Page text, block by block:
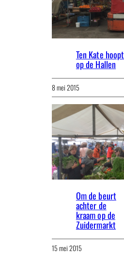
Ten Kate hoopt
op de Hallen
8 mei 2015
Om de beurt
achter de
kraam op de
Zuidermarkt
15 mei 2015